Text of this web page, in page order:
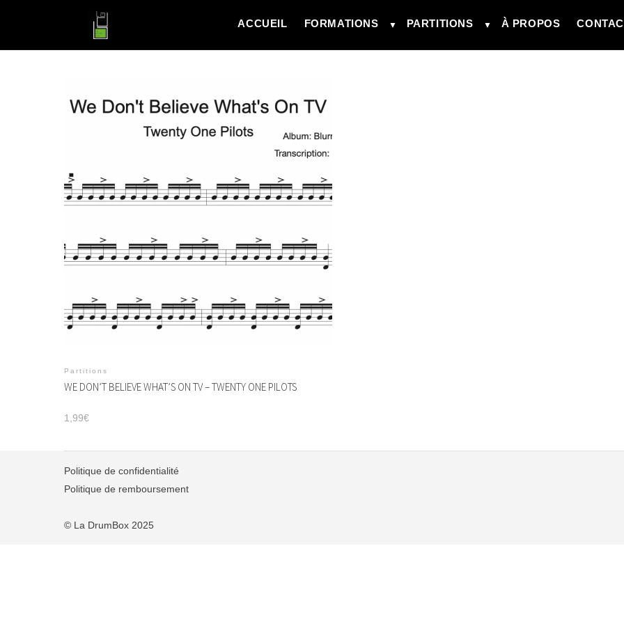
ACCUEIL FORMATIONS ▼ PARTITIONS ▼ À PROPOS
Partitions
WE DON’T BELIEVE WHAT’S ON TV – TWENTY ONE PILOTS
1,99€
Politique de confidentialité
Politique de remboursement
© La DrumBox 2025